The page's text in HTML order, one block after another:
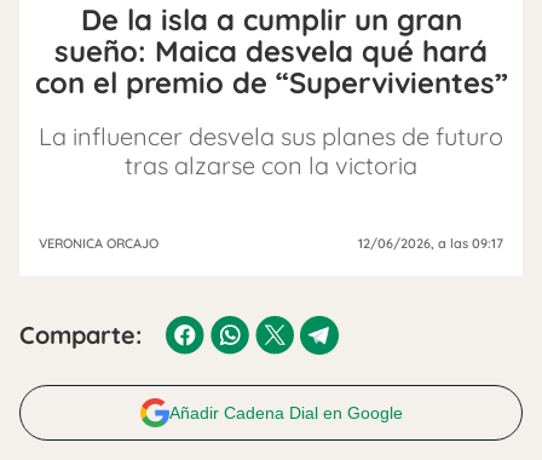
De la isla a cumplir un gran
sueño: Maica desvela qué hará
con el premio de “Supervivientes”
La influencer desvela sus planes de futuro
tras alzarse con la victoria
VERONICA ORCAJO 12/06/2026, a las 09:17
Comparte:
Añadir Cadena Dial en Google